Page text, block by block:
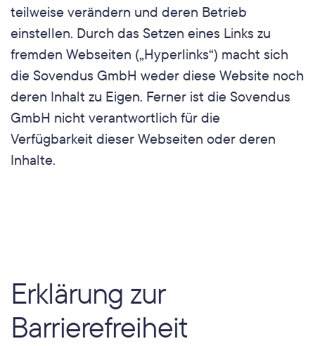
teilweise verändern und deren Betrieb
einstellen. Durch das Setzen eines Links zu
fremden Webseiten („Hyperlinks“) macht sich
die Sovendus GmbH weder diese Website noch
deren Inhalt zu Eigen. Ferner ist die Sovendus
GmbH nicht verantwortlich für die
Verfügbarkeit dieser Webseiten oder deren
Inhalte.
Erklärung zur
Barrierefreiheit